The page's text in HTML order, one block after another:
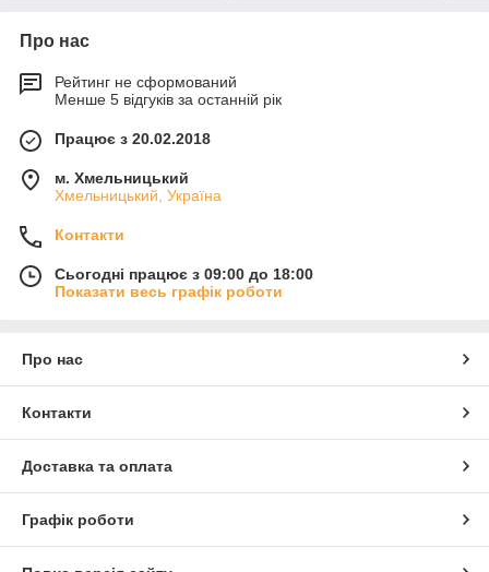
Про нас
Рейтинг не сформований
Менше 5 відгуків за останній рік
Працює з 20.02.2018
м. Хмельницький
Хмельницький, Україна
Контакти
Сьогодні працює з 09:00 до 18:00
Показати весь графік роботи
Про нас
Контакти
Доставка та оплата
Графік роботи